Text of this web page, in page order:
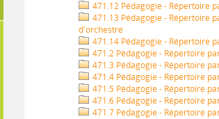
471.12 Pédagogie - Répertoire
471.13 Pédagogie - Répertoire
d'orchestre
471.14 Pédagogie - Répertoire
471.2 Pédagogie - Répertoire
471.3 Pédagogie - Répertoire
471.4 Pédagogie - Répertoire
471.5 Pédagogie - Répertoire
471.6 Pédagogie - Répertoire
471.7 Pédagogie - Répertoire